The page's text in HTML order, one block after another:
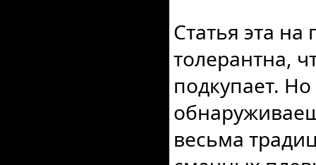
Статья эта
толерантна,
подкупает.
весьма